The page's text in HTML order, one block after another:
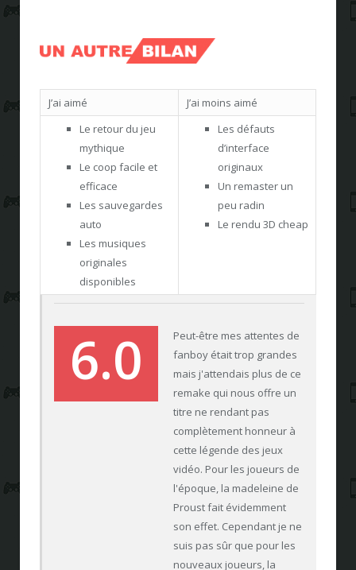
J’ai aimé
J’ai moins aimé
Le retour du jeu
mythique
Le coop facile et
efficace
Les sauvegardes
auto
Les musiques
originales
disponibles
Les défauts
d’interface
originaux
Un remaster un
peu radin
Le rendu 3D cheap
6.0
Peut-être mes attentes de
fanboy était trop grandes
mais j'attendais plus de ce
remake qui nous offre un
titre ne rendant pas
complètement honneur à
cette légende des jeux
vidéo. Pour les joueurs de
l'époque, la madeleine de
Proust fait évidemment
son effet. Cependant je ne
suis pas sûr que pour les
nouveaux joueurs, la